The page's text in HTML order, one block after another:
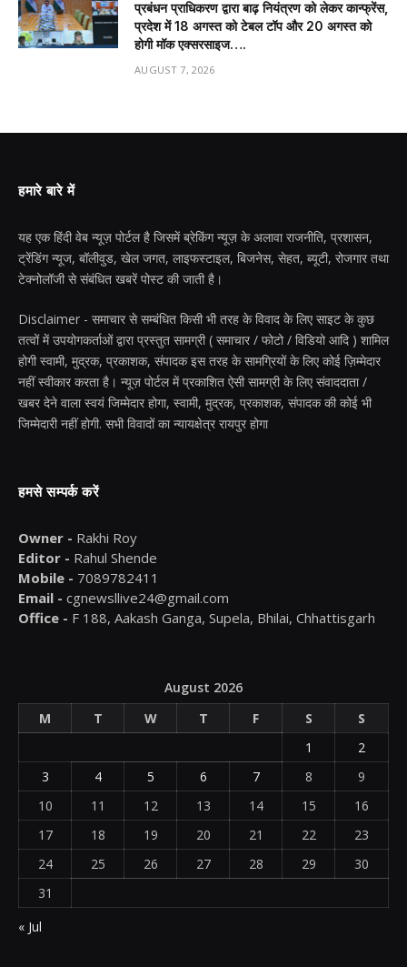
प्रबंधन प्राधिकरण द्वारा बाढ़ नियंत्रण को लेकर कान्फ्रेंस,
प्रदेश में 18 अगस्त को टेबल टॉप और 20 अगस्त को
होगी मॉक एक्सरसाइज….
AUGUST 7, 2026
हमारे बारे में
यह एक हिंदी वेब न्यूज़ पोर्टल है जिसमें ब्रेकिंग न्यूज़ के अलावा राजनीति, प्रशासन,
ट्रेंडिंग न्यूज, बॉलीवुड, खेल जगत, लाइफस्टाइल, बिजनेस, सेहत, ब्यूटी, रोजगार तथा
टेक्नोलॉजी से संबंधित खबरें पोस्ट की जाती है।
Disclaimer - समाचार से सम्बंधित किसी भी तरह के विवाद के लिए साइट के कुछ
तत्वों में उपयोगकर्ताओं द्वारा प्रस्तुत सामग्री ( समाचार / फोटो / विडियो आदि ) शामिल
होगी स्वामी, मुद्रक, प्रकाशक, संपादक इस तरह के सामग्रियों के लिए कोई ज़िम्मेदार
नहीं स्वीकार करता है। न्यूज़ पोर्टल में प्रकाशित ऐसी सामग्री के लिए संवाददाता /
खबर देने वाला स्वयं जिम्मेदार होगा, स्वामी, मुद्रक, प्रकाशक, संपादक की कोई भी
जिम्मेदारी नहीं होगी. सभी विवादों का न्यायक्षेत्र रायपुर होगा
हमसे सम्पर्क करें
Owner - Rakhi Roy
Editor - Rahul Shende
Mobile - 7089782411
Email - cgnewsllive24@gmail.com
Office - F 188, Aakash Ganga, Supela, Bhilai, Chhattisgarh
August 2026
M
T W T F S
S
1
2
3
4 5 6 7 8
9
10
11 12 13 14 15
16
17
18 19 20 21 22
23
24
25 26 27 28 29
30
31
« Jul